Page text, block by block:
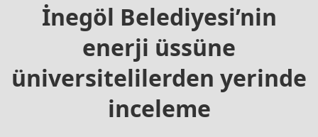
üniversitelilerden
yerinde inceleme
İnegöl Belediyesi’nin
enerji üssüne
üniversitelilerden yerinde
inceleme